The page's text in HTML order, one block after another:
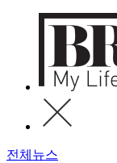
전체뉴스